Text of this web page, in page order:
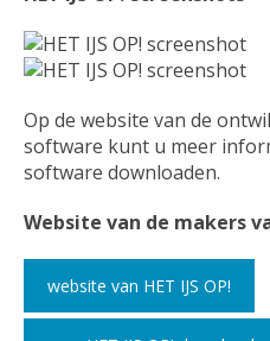
Op de website van de
software kunt u meer
software downloaden.
Website van de makers
website van HET IJS OP!